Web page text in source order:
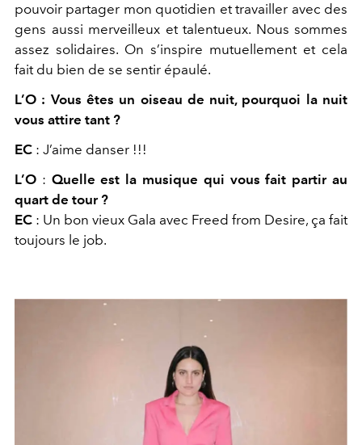
pouvoir partager mon quotidien et travailler avec des
gens aussi merveilleux et talentueux. Nous sommes
assez solidaires. On s’inspire mutuellement et cela
fait du bien de se sentir épaulé.
L’O : Vous êtes un oiseau de nuit, pourquoi la nuit
vous attire tant ?
EC : J’aime danser !!!
L’O : Quelle est la musique qui vous fait partir au
quart de tour ?
EC : Un bon vieux Gala avec Freed from Desire, ça fait
toujours le job.